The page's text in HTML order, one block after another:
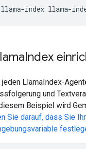
llama-index llama-
Index
LlamaIndex-
und
Beispiel wird
Sie darauf, dass Sie